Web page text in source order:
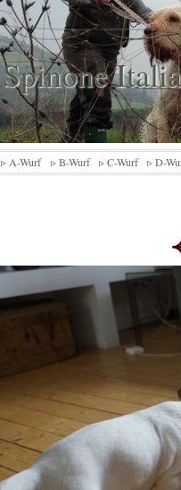
Spinone
▹ A-Wurf ▹ B-Wurf ▹ C-Wurf ▹ D-